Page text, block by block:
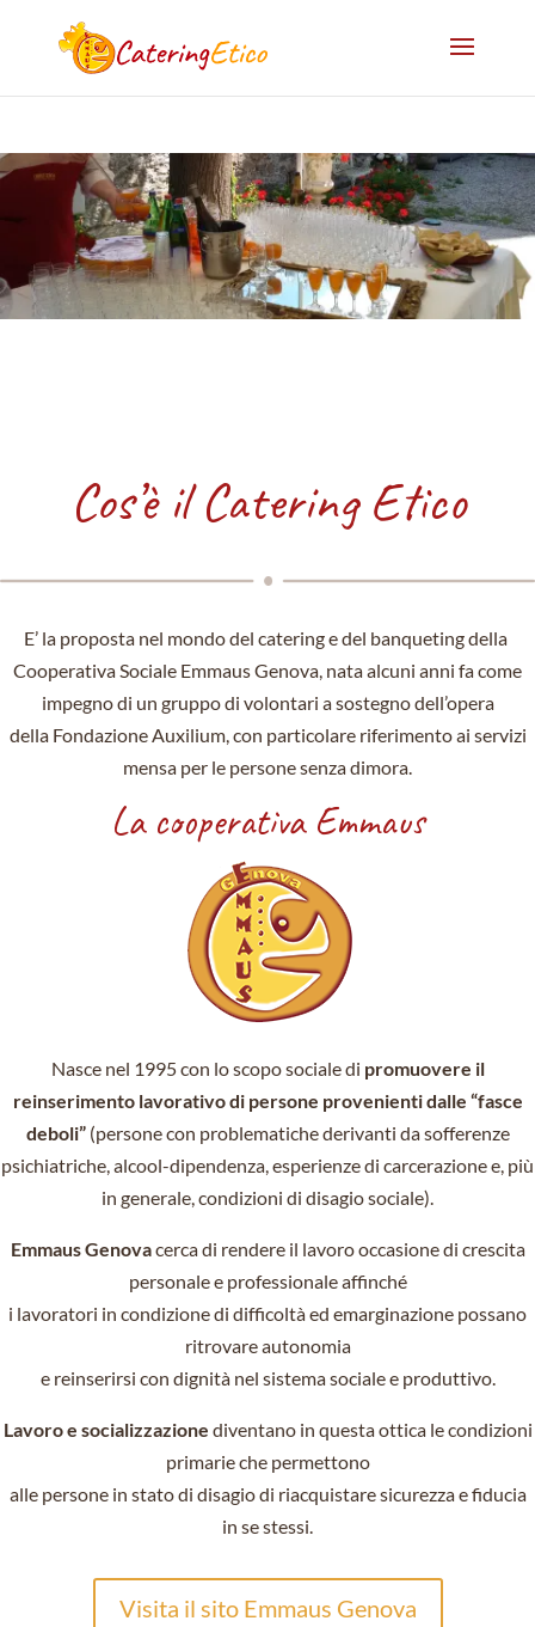
Cos’è il Catering Etico
E’ la proposta nel mondo del catering e del banqueting della
Cooperativa Sociale Emmaus Genova, nata alcuni anni fa come
impegno di un gruppo di volontari a sostegno dell’opera
della Fondazione Auxilium, con particolare riferimento ai servizi
mensa per le persone senza dimora.
La cooperativa Emmaus
Nasce nel 1995 con lo scopo sociale di promuovere il
reinserimento lavorativo di persone provenienti dalle “fasce
deboli”(persone con problematiche derivanti da sofferenze
psichiatriche, alcool-dipendenza, esperienze di carcerazione e, più
in generale, condizioni di disagio sociale).
Emmaus Genovacerca di rendere il lavoro occasione di crescita
personale e professionale affinché
i lavoratori in condizione di difficoltà ed emarginazione possano
ritrovare autonomia
e reinserirsi con dignità nel sistema sociale e produttivo.
Lavoro e socializzazione diventano in questa ottica le condizioni
primarie che permettono
alle persone in stato di disagio di riacquistare sicurezza e fiducia
in se stessi.
Visita il sito Emmaus Genova